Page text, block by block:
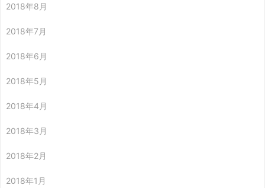
2018年8月
2018年7月
2018年6月
2018年5月
2018年4月
2018年3月
2018年2月
2018年1月